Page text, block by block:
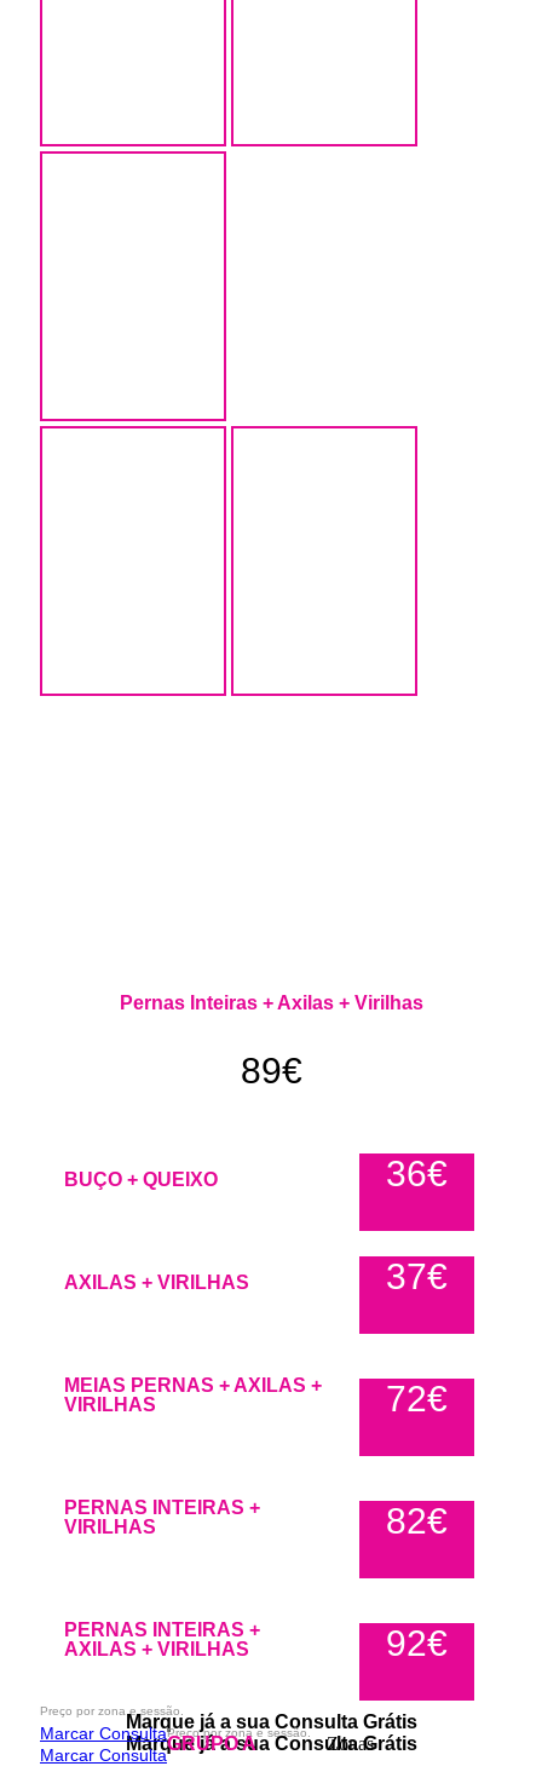
Pernas Inteiras + Axilas + Virilhas
89€
BUÇO + QUEIXO 36€
AXILAS + VIRILHAS 37€
MEIAS PERNAS + AXILAS +
VIRILHAS
72€
PERNAS INTEIRAS +
VIRILHAS
82€
PERNAS INTEIRAS +
AXILAS + VIRILHAS
92€
Preço por zona e sessão.
Marque já a sua Consulta Grátis
Marcar ConsultaPreço por zona e sessão.
Marque já a sua Consulta Grátis
Marcar Consulta
Zonas
GRUPO A